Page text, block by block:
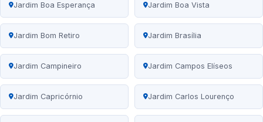
Jardim Boa Esperança Jardim Boa Vista
Jardim Bom Retiro Jardim Brasília
Jardim Campineiro Jardim Campos Elíseos
Jardim Capricórnio Jardim Carlos Lourenço